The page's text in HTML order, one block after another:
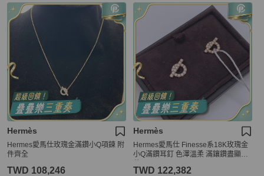
Hermès
Hermes愛馬仕玫瑰金滿鑽小Q項鍊 附
件齊全
TWD 108,246
Hermès
Hermes愛馬仕 Finesse系18K玫瑰金
小Q滿鑽耳釘 色澤溫柔 滿鑲鑽盡顯奢
TWD 122,382